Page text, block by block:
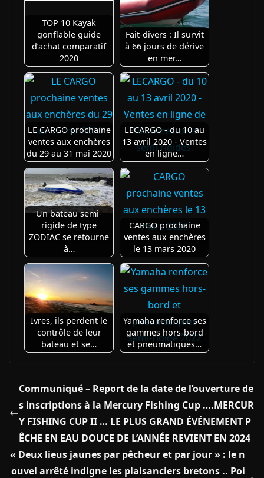
TOP 10 Kayak
gonflable guide
d’achat comparatif
2020
Fait-divers : Il survit
à 66 jours de dérive
en mer…
LE CARGO prochaine
ventes aux enchères
du 29 au 31 mai 2020
LECARGO - du 10 au
13 avril 2020 - Ventes
en ligne…
Un bateau semi-
rigide de type
ZODIAC se retourne
à…
CARGO prochaine
ventes aux enchères
le 13 mars 2020
Ivres, ils perdent le
contrôle de leur
bateau et se…
Yamaha renforce ses
gammes hors-bord
et pneumatiques…
Communiqué – Report de la date de l’ouverture de
s inscriptions à la Mercury Fishing Cup ….MERCUR
Y FISHING CUP II … LE PLUS GRAND ÉVÉNEMENT P
ÊCHE EN EAU DOUCE DE L’ANNÉE REVIENT EN 2024
« Deux lieus jaunes par pêcheur et par jour » : le n
ouvel arrêté indigne les plaisanciers bretons .. Poi